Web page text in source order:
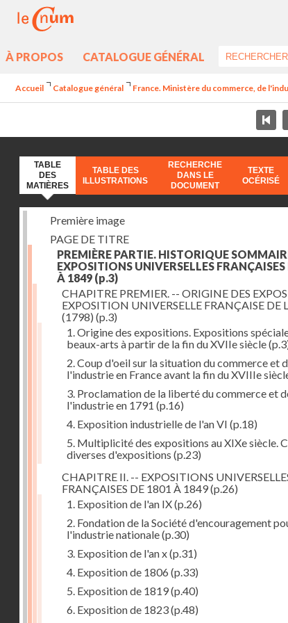
À PROPOS CATALOGUE GÉNÉRAL
Accueil Catalogue général France. Ministère du commerce, de
TABLE
DES
MATIÈRES
TABLE DES
ILLUSTRATIONS
RECHERCHE
DANS LE
DOCUMENT
TEXTE
OCÉRISÉ
Première image
PAGE DE TITRE
PREMIÈRE PARTIE. HISTORIQUE
EXPOSITIONS UNIVERSELLES FRANÇAISES
À 1849 (p.3)
CHAPITRE PREMIER. -- ORIGINE DES
EXPOSITION UNIVERSELLE FRANÇAISE DE
(1798) (p.3)
1. Origine des expositions. Expositions
beaux-arts à partir de la fin du XVIIe siècle
2. Coup d'oeil sur la situation du commerce et
l'industrie en France avant la fin du XVIIIe
3. Proclamation de la liberté du commerce et
l'industrie en 1791 (p.16)
4. Exposition industrielle de l'an VI (p.18)
5. Multiplicité des expositions au XIXe siècle.
diverses d'expositions (p.23)
CHAPITRE II. -- EXPOSITIONS
FRANÇAISES DE 1801 À 1849(p.26)
1. Exposition de l'an IX(p.26)
2. Fondation de la Société d'encouragement
l'industrie nationale(p.30)
3. Exposition de l'an x(p.31)
4. Exposition de 1806 (p.33)
5. Exposition de 1819(p.40)
6. Exposition de 1823(p.48)